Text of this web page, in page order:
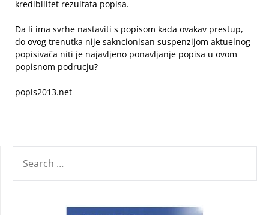
kredibilitet rezultata popisa.
Da li ima svrhe nastaviti s popisom kada ovakav prestup,
do ovog trenutka nije sakncionisan suspenzijom aktuelnog
popisivača niti je najavljeno ponavljanje popisa u ovom
popisnom podrucju?
popis2013.net
FOR: